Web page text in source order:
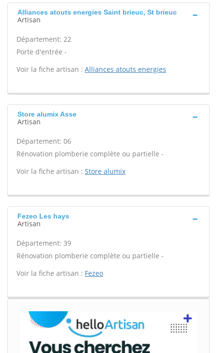
Alliances atouts energies Saint brieuc, St brieuc
Artisan
Département: 22
Porte d'entrée -
Voir la fiche artisan : Alliances atouts energies
Store alumix Asse
Artisan
Département: 06
Rénovation plomberie complète ou partielle -
Voir la fiche artisan : Store alumix
Fezeo Les hays
Artisan
Département: 39
Rénovation plomberie complète ou partielle -
Voir la fiche artisan : Fezeo